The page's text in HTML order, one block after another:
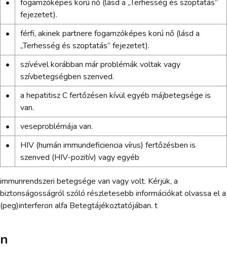
•
fogamzóképes korú nő (lásd a „Terhesség és szoptatás”
fejezetet).
•
férfi, akinek partnere fogamzóképes korú nő (lásd a
„Terhesség és szoptatás” fejezetet).
•
szívével korábban már problémák voltak vagy
szívbetegségben szenved.
•
a hepatitisz C fertőzésen kívül egyéb májbetegsége is
van.
•
veseproblémája van.
•
HIV (humán immundeficiencia vírus) fertőzésben is
szenved (HIV-pozitív) vagy egyéb
immunrendszeri betegsége van vagy volt. Kérjük, a
biztonságosságról szóló részletesebb információkat olvassa el a
(peg)interferon alfa Betegtájékoztatójában. t
n